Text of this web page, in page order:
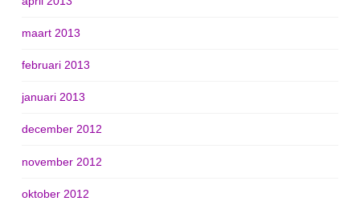
maart 2013
februari 2013
januari 2013
december 2012
november 2012
oktober 2012